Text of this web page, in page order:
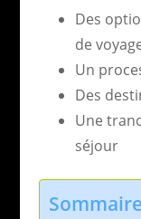
Des
de
Un
Des
Une
séjour
Sommaire